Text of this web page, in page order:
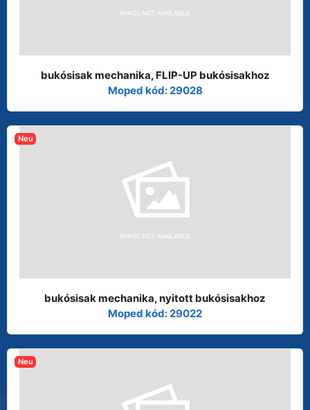
bukósisak mechanika, FLIP-UP bukósisakhoz
Moped kód: 29028
Neu
bukósisak mechanika, nyitott bukósisakhoz
Moped kód: 29022
Neu